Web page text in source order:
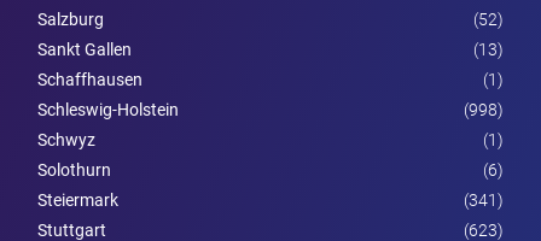
Salzburg
(52)
Sankt Gallen
(13)
Schaffhausen
(1)
Schleswig-Holstein
(998)
Schwyz
(1)
Solothurn
(6)
Steier­mark
(341)
Stuttgart
(623)